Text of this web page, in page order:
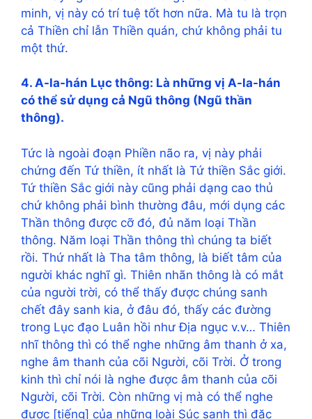
minh, vị này có trí tuệ tốt hơn nữa. Mà tu là trọn
cả Thiền chỉ lẫn Thiền quán, chứ không phải tu
một thứ.
4. A-la-hán Lục thông: Là những vị A-la-hán
có thể sử dụng cả Ngũ thông (Ngũ thần
thông).
Tức là ngoài đoạn Phiền não ra, vị này phải
chứng đến Tứ thiền, ít nhất là Tứ thiền Sắc giới.
Tứ thiền Sắc giới này cũng phải dạng cao thủ
chứ không phải bình thường đâu, mới dụng các
Thần thông được cỡ đó, đủ năm loại Thần
thông. Năm loại Thần thông thì chúng ta biết
rồi. Thứ nhất là Tha tâm thông, là biết tâm của
người khác nghĩ gì. Thiên nhãn thông là có mắt
của người trời, có thể thấy được chúng sanh
chết đây sanh kia, ở đâu đó, thấy các đường
trong Lục đạo Luân hồi như Địa ngục v.v… Thiên
nhĩ thông thì có thể nghe những âm thanh ở xa,
nghe âm thanh của cõi Người, cõi Trời. Ở trong
kinh thì chỉ nói là nghe được âm thanh của cõi
Người, cõi Trời. Còn những vị mà có thể nghe
được [tiếng] của những loài Súc sanh thì đặc